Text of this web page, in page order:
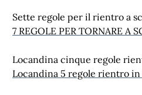
Sette regole per il rientro a
7 REGOLE PER TORNARE A
Locandina cinque regole
Locandina 5 regole rientro